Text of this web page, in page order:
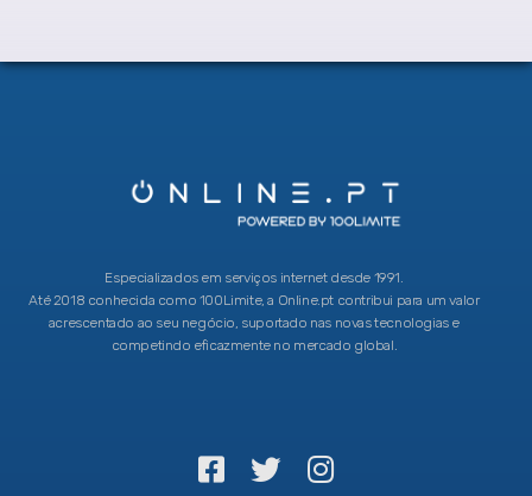
Especializados em serviços internet desde 1991.
Até 2018 conhecida como 100Limite, a Online.pt contribui para um valor
acrescentado ao seu negócio, suportado nas novas tecnologias e
competindo eficazmente no mercado global.